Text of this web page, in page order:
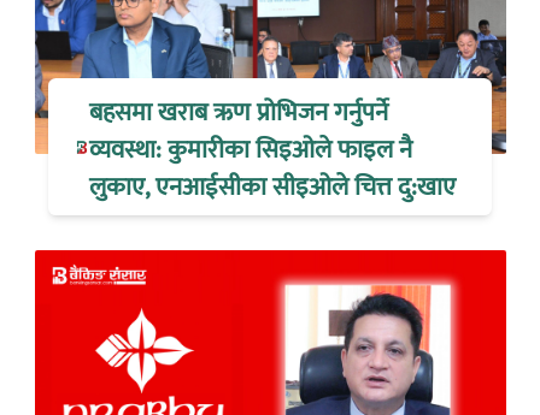
बहसमा खराब ऋण प्रोभिजन गर्नुपर्ने
व्यवस्था: कुमारीका सिइओले फाइल नै
लुकाए, एनआईसीका सीइओले चित्त दु:खाए